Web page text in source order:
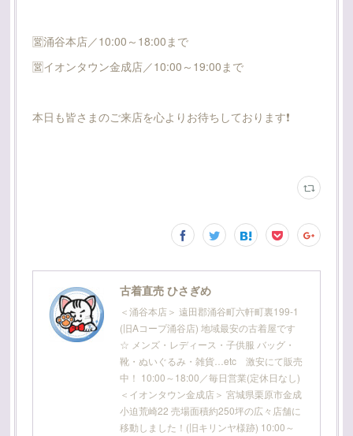
🈺涌谷本店／10:00～18:00まで
🈺イオンタウン金成店／10:00～19:00まで
本日も皆さまのご来店を心よりお待ちしております❗
古着直売 ひさぎめ
＜涌谷本店＞ 遠田郡涌谷町六軒町裏199-1
(旧Aコープ涌谷店) 地域最安の古着屋です
☆ メンズ・レディース・子供服 バッグ・
靴・ぬいぐるみ・雑貨…etc 激安にて販売
中！ 10:00～18:00／毎日営業(定休日なし)
＜イオンタウン金成店＞ 宮城県栗原市金成
小迫荒崎22 売場面積約250坪の広々店舗に
移動しました！(旧キリンヤ様跡) 10:00～